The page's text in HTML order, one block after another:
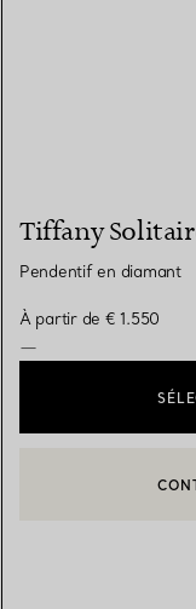
Tiffany
Pendentif en diamant
À partir de € 1.550
—